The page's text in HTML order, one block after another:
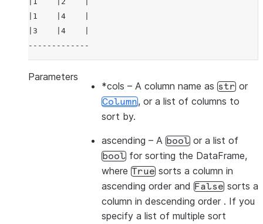
|1    |4    |
|3    |4    |
-------------
col "a"), ascending=False ).show()
Parameters
*cols – A column name as str or
Column, or a list of columns to
sort by.
ascending – A bool or a list of
bool for sorting the DataFrame,
where True sorts a column in
ascending order and False sorts a
column in descending order . If you
specify a list of multiple sort